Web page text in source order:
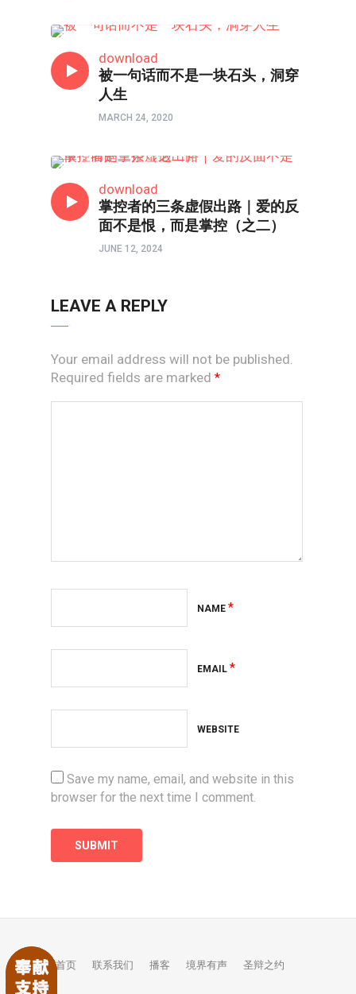
download
被一句话而不是一块石头，洞穿
人生
MARCH 24, 2020
download
掌控者的三条虚假出路｜爱的反
面不是恨，而是掌控（之二）
JUNE 12, 2024
LEAVE A REPLY
Your email address will not be published.
Required fields are marked *
NAME *
EMAIL *
WEBSITE
Save my name, email, and website in this
browser for the next time I comment.
首页 联系我们 播客 境界有声 圣辩之约